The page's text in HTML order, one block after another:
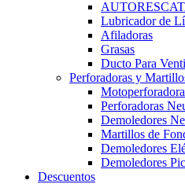
Lubricador de
Afiladoras
Grasas
Ducto Para
Perforadoras y
Perforadoras
Demoledores
Martillos de
Demoledores
Demoledores
Descuentos